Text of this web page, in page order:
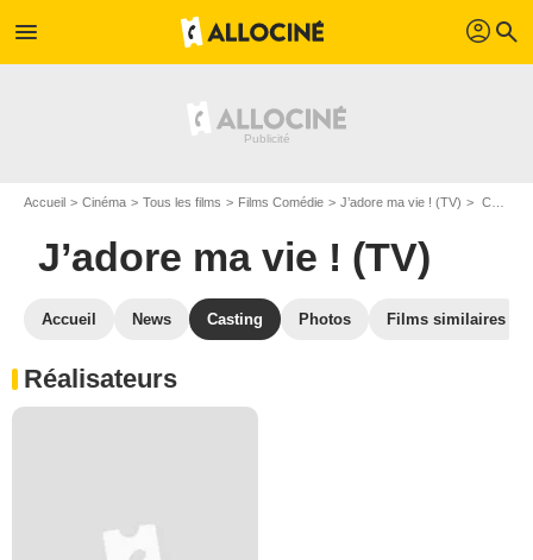
menu profil search
Accueil Cinéma Tous les films Films Comédie J’adore ma vie ! (TV) Casting J’adore ma vie ! (TV)
J’adore ma vie ! (TV)
Accueil News Casting Photos Films similaires
Réalisateurs